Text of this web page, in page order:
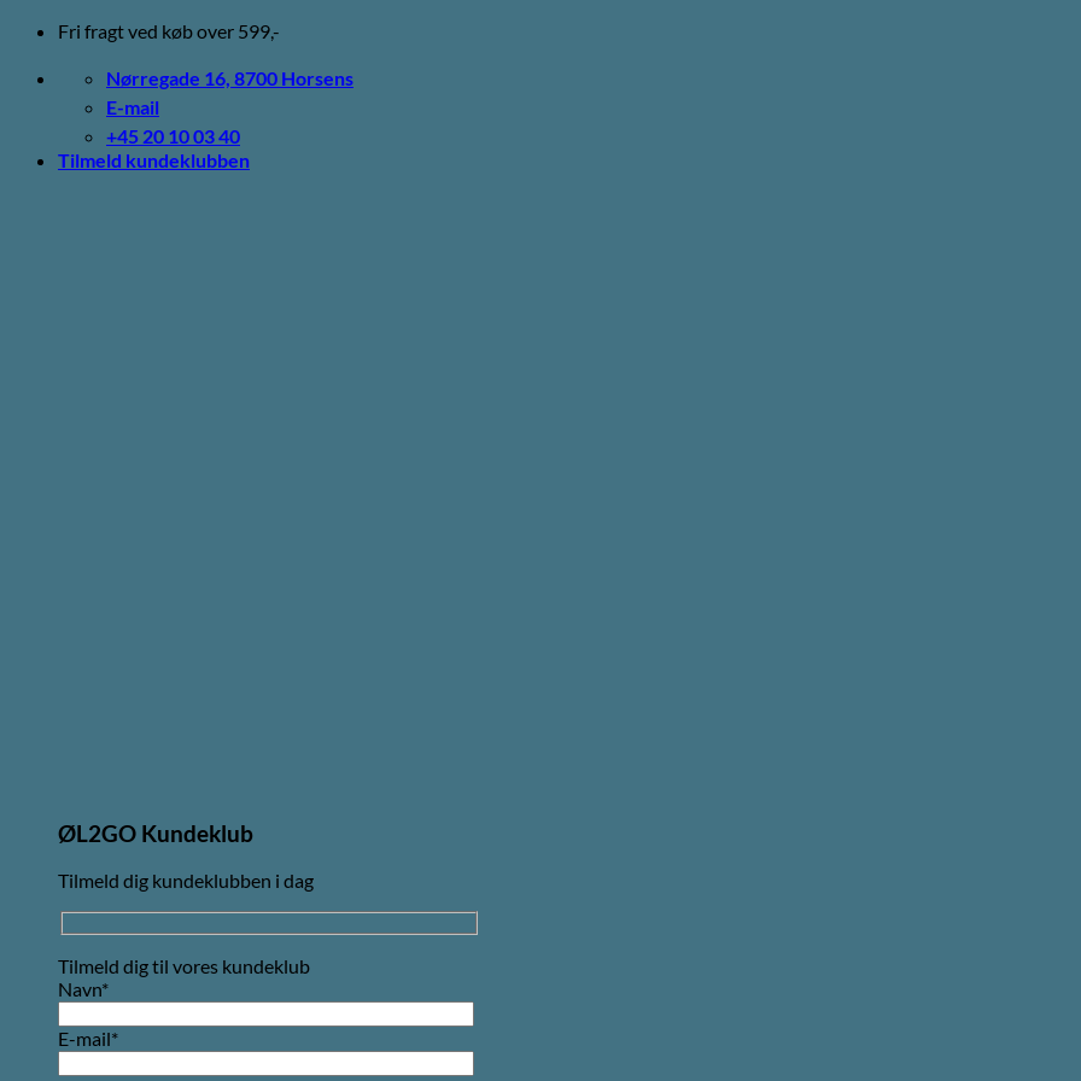
Fortsæt
indhold
Fri fragt ved køb over 599,-
Nørregade 16, 8700 Horsens
E-mail
+45 20 10 03 40
Tilmeld kundeklubben
ØL2GO Kundeklub
Tilmeld dig kundeklubben i dag
Tilmeld dig til vores kundeklub
Navn*
E-mail*